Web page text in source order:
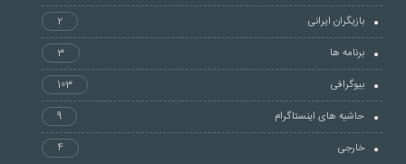
بازیگران ایرانی
2
برنامه ها
3
بیوگرافی
103
حاشیه های اینستاگرام
9
خارجی
4